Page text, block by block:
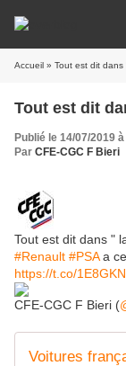
Accueil » Tout est dit dans
Tout est dit
Publié le 14/07/2019
Par CFE-CGC F Bieri
Tout est dit dans "
#Renault #PSAa
https://t.co/
CFE-CGC F Bieri (